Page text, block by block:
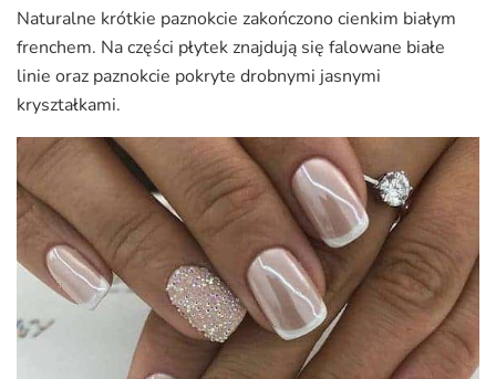
Naturalne krótkie paznokcie zakończono cienkim białym
frenchem. Na części płytek znajdują się falowane białe
linie oraz paznokcie pokryte drobnymi jasnymi
kryształkami.